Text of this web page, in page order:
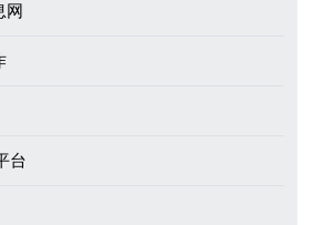
网
台